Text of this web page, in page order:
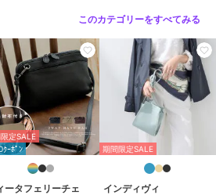
このカテゴリーをすべてみる
定SALE
ｸｰﾎﾟﾝ
ータフェリーチェ
期間限定SALE
インディヴィ